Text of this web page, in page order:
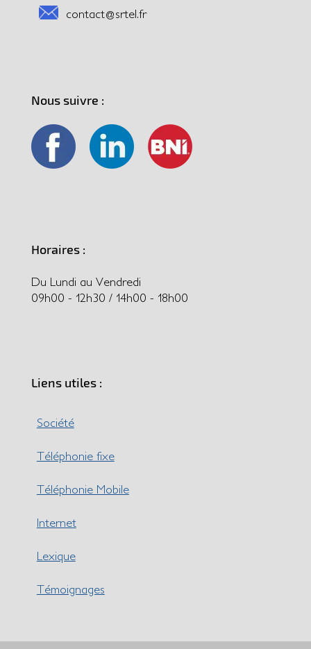
contact@srtel.fr
Nous suivre :
Horaires :
Du Lundi au Vendredi
09h00 - 12h30 / 14h00 - 18h00
Liens utiles :
Société
Téléphonie fixe
Téléphonie Mobile
Internet
Lexique
Témoignages